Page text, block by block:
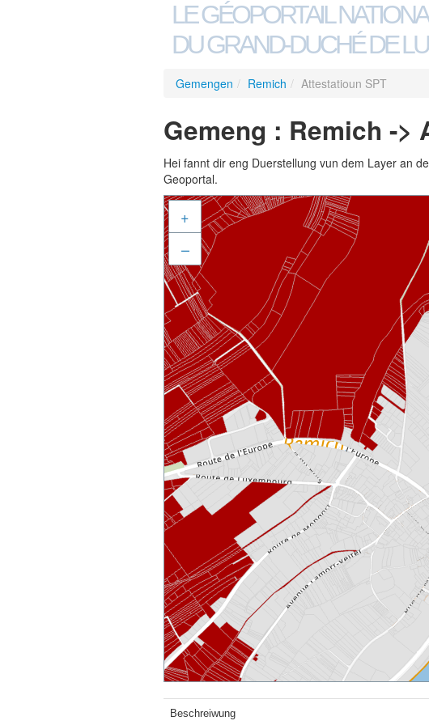
LE GÉOPORTAIL
DU GRAND-DUCHÉ DE
Gemengen / Remich / Attestatioun SPT
Gemeng : Remich ->
Hei fannt dir eng Duerstellung vun dem Layer an
Geoportal.
+
–
Beschreiwung